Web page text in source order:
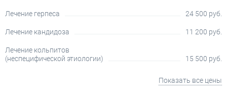
Лечение герпеса 24 500 руб.
Лечение кандидоза 11 200 руб.
Лечение кольпитов
(неспецифической этиологии)
15 500 руб.
Показать все цены